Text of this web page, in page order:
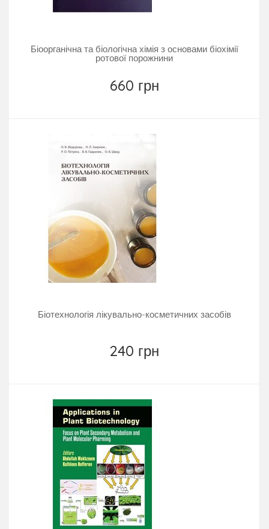
Біоорганічна та біологічна хімія з основами біохімії
ротової порожнини
660 грн
Біотехнологія лікувально-косметичних засобів
240 грн